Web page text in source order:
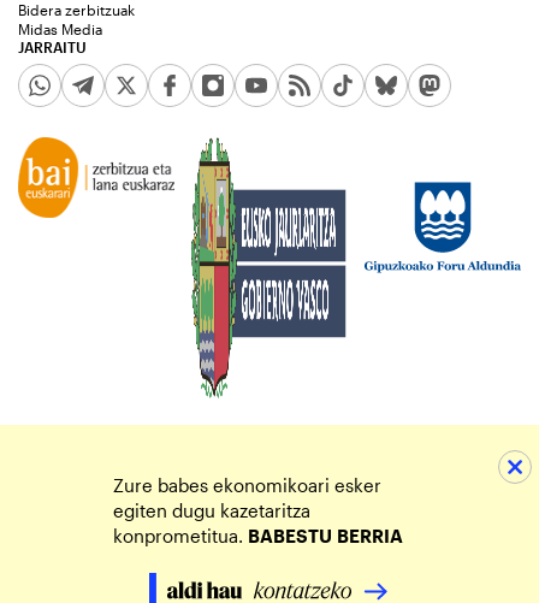
JARRAITU
Bidera zerbitzuak
Midas Media
Zure babes ekonomikoari esker
egiten dugu kazetaritza
konprometitua. BABESTU BERRIA